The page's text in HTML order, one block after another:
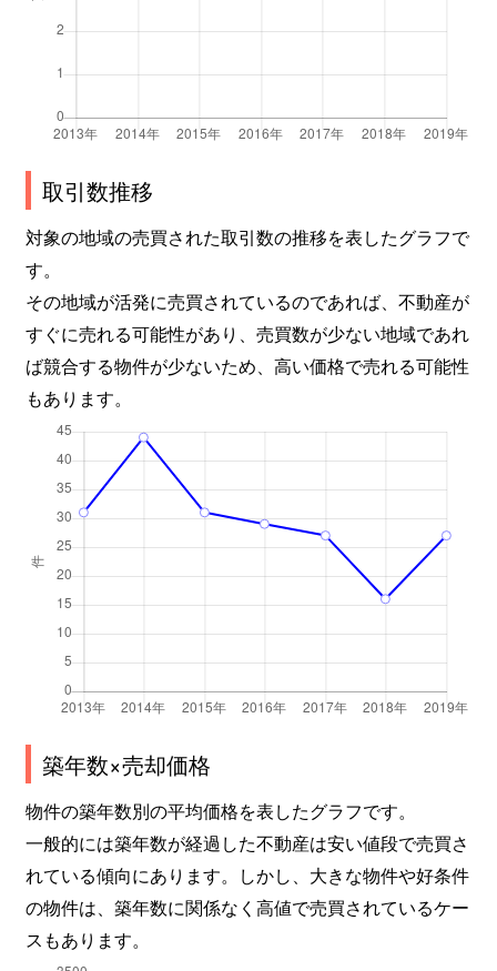
取引数推移
対象の地域の売買された取引数の推移を表したグラフで
す。
その地域が活発に売買されているのであれば、不動産が
すぐに売れる可能性があり、売買数が少ない地域であれ
ば競合する物件が少ないため、高い価格で売れる可能性
もあります。
築年数×売却価格
物件の築年数別の平均価格を表したグラフです。
一般的には築年数が経過した不動産は安い値段で売買さ
れている傾向にあります。しかし、大きな物件や好条件
の物件は、築年数に関係なく高値で売買されているケー
スもあります。